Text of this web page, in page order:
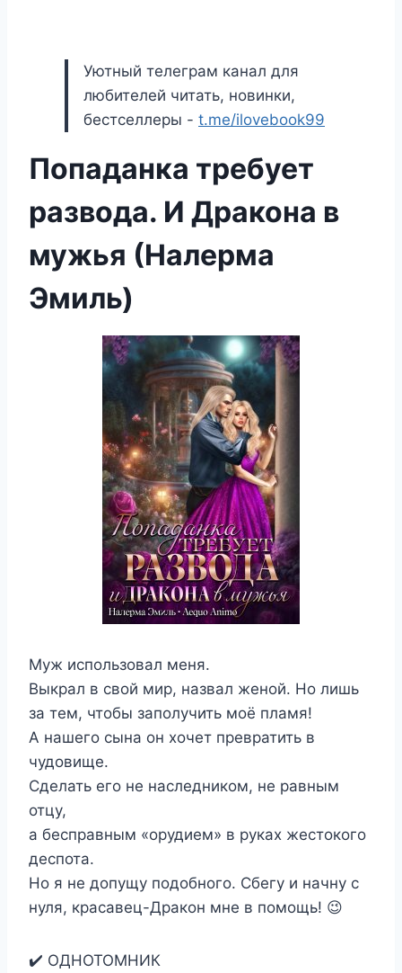
Уютный телеграм канал для
любителей читать, новинки,
бестселлеры - t.me/ilovebook99
Попаданка требует
развода. И Дракона в
мужья (Налерма
Эмиль)
Муж использовал меня.
Выкрал в свой мир, назвал женой. Но лишь
за тем, чтобы заполучить моё пламя!
А нашего сына он хочет превратить в
чудовище.
Сделать его не наследником, не равным
отцу,
а бесправным «орудием» в руках жестокого
деспота.
Но я не допущу подобного. Сбегу и начну с
нуля, красавец-Дракон мне в помощь! 😉
✔️ ОДНОТОМНИК